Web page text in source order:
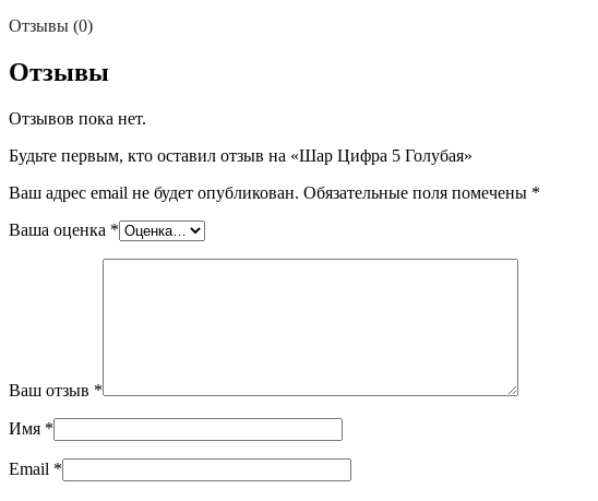
Отзывы (0)
Отзывы
Отзывов пока нет.
Будьте первым, кто оставил отзыв на «Шар Цифра 5 Голубая»
Ваш адрес email не будет опубликован. Обязательные поля помечены *
Ваша оценка *
Ваш отзыв *
Имя *
Email *